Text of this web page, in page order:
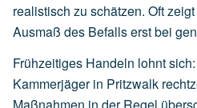
realistisch zu schätzen. Oft
Ausmaß des Befalls erst bei
Frühzeitiges Handeln lohnt
Kammerjäger in Pritzwalk